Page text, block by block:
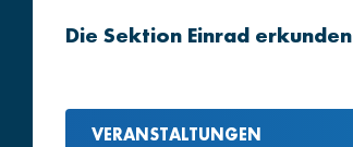
Die Sektion Einrad erkunden
VERANSTALTUNGEN